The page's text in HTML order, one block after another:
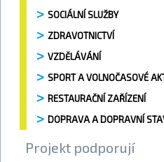
SOCIÁLNÍ SLUŽBY
ZDRAVOTNICTVÍ
VZDĚLÁVÁNÍ
SPORT A VOLNOČASOVÉ
RESTAURAČNÍ ZAŘÍZENÍ
DOPRAVA A DOPRAVNÍ
Projekt podporují